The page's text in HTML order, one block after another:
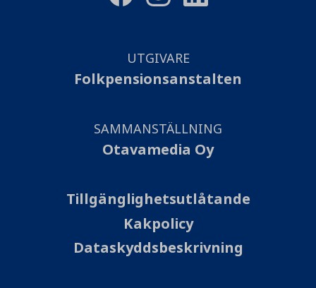
UTGIVARE
Folkpensionsanstalten
SAMMANSTÄLLNING
Otavamedia Oy
Tillgänglighetsutlåtande
Kakpolicy
Dataskyddsbeskrivning